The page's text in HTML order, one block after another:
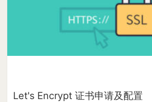
着执行以下命令配置 cp -v examples/
/etc/init.d/ update-rc.d vnstat defaults
start 执行以下命令查看服务是否启动成功
status 如图所示即为成功启动 执行以下命
vnstat 常用命令： vnstat -d 按天查询流
Linux 为例,选择如下
https://github.com/fatedier/frp/releases/
3/frp_0.51.3_linux_amd64.tar.gz 解压缩
户端配置文件 服务端我们需要修改的是
Let's Encrypt 证书申请及配置